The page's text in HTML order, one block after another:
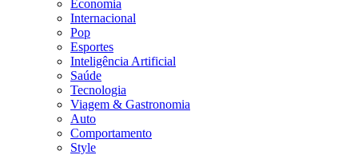
Economia
Internacional
Pop
Esportes
Inteligência Artificial
Saúde
Tecnologia
Viagem & Gastronomia
Auto
Comportamento
Style